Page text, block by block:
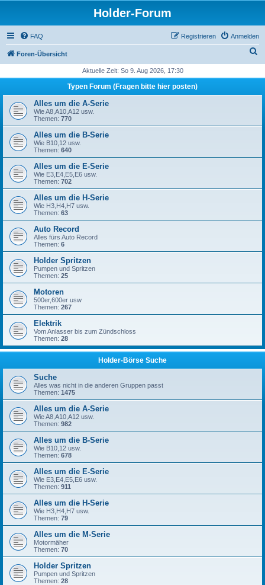
Holder-Forum
FAQ Anmelden
Registrieren
Foren-Übersicht
h
Aktuelle Zeit: So 9. Aug 2026, 17:30
Typen Forum (Fragen bitte hier posten)
Alles um die A-Serie
Wie A8,A10,A12 usw.
Themen: 770
Alles um die B-Serie
Wie B10,12 usw.
Themen: 640
Alles um die E-Serie
Wie E3,E4,E5,E6 usw.
Themen: 702
Alles um die H-Serie
Wie H3,H4,H7 usw.
Themen: 63
Auto Record
Alles fürs Auto Record
Themen: 6
Holder Spritzen
Pumpen und Spritzen
Themen: 25
Motoren
500er,600er usw
Themen: 267
Elektrik
Vom Anlasser bis zum Zündschloss
Themen: 28
Holder-Börse Suche
Suche
Alles was nicht in die anderen Gruppen passt
Themen: 1475
Alles um die A-Serie
Wie A8,A10,A12 usw.
Themen: 982
Alles um die B-Serie
Wie B10,12 usw.
Themen: 678
Alles um die E-Serie
Wie E3,E4,E5,E6 usw.
Themen: 911
Alles um die H-Serie
Wie H3,H4,H7 usw.
Themen: 79
Alles um die M-Serie
Motormäher
Themen: 70
Holder Spritzen
Pumpen und Spritzen
Themen: 28